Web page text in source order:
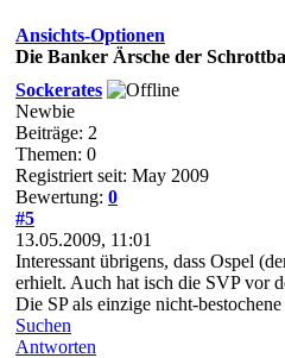
Ansichts-Optionen
Die Banker Ärsche der
Sockerates
Newbie
Beiträge: 2
Themen: 0
Registriert seit: May 2009
Bewertung: 0
#5
13.05.2009, 11:01
Interessant übrigens, dass Ospel
erhielt. Auch hat isch die SVP vor
Die SP als einzige nicht-
Suchen
Antworten